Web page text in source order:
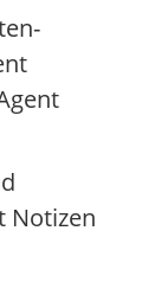
Notizen